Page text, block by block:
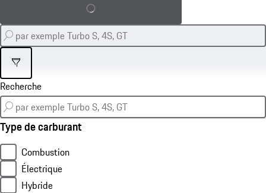
Charger la configuration sauvegardée
Filtre
Type de carburant
Combustion
Électrique
Hybride